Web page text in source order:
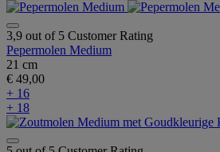
3,9 out of 5 Customer Rating
Pepermolen Medium
21 cm
€ 49,00
+ 16
+ 18